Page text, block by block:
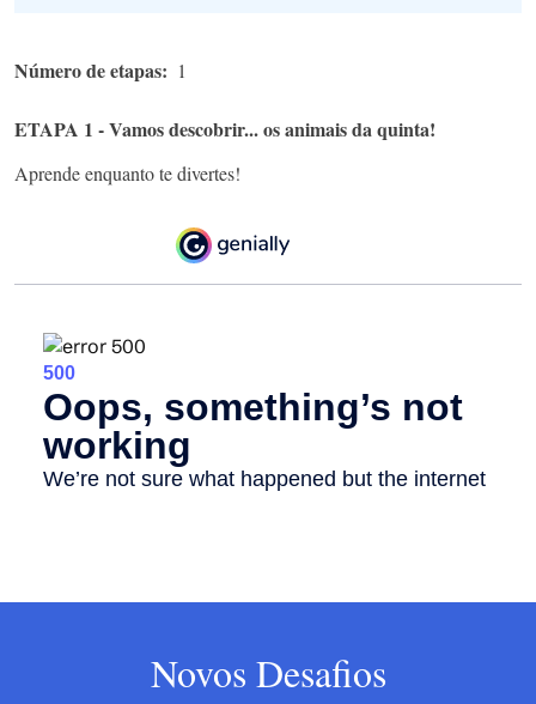
Número de etapas 1
ETAPA 1 - Vamos descobrir... os animais da quinta!
Aprende enquanto te divertes!
Novos Desafios